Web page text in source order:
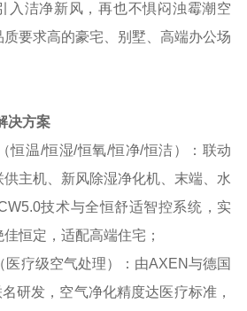
入洁净新风，再也不惧闷浊霉潮空
要求高的豪宅、别墅、高端办公场
决方案
恒温/恒湿/恒氧/恒净/恒洁）：联动
主机、新风除湿净化机、末端、水
技术与全恒舒适智控系统，实
恒定，适配高端住宅；
医疗级空气处理）：由AXEN与德国
名研发，空气净化精度达医疗标准，